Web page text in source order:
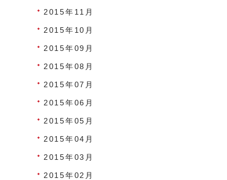
2015年11月
2015年10月
2015年09月
2015年08月
2015年07月
2015年06月
2015年05月
2015年04月
2015年03月
2015年02月